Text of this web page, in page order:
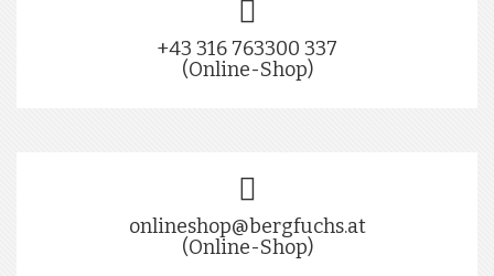
+43 316 763300 337
(Online-Shop)
onlineshop@bergfuchs.at
(Online-Shop)